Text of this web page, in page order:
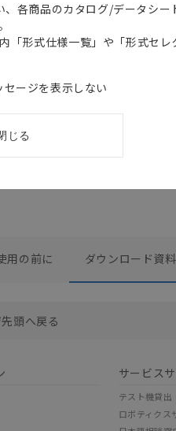
このカタログを選択
語
リーズ カ
を一括ダウンロード
用の前に ダウンロード資
頭へ戻る
サービス
テスト機貸出
ロボティクス
各商品のカタログ/データシー
「形式仕様一覧」や「形式セレ
ージを表示しない
じる